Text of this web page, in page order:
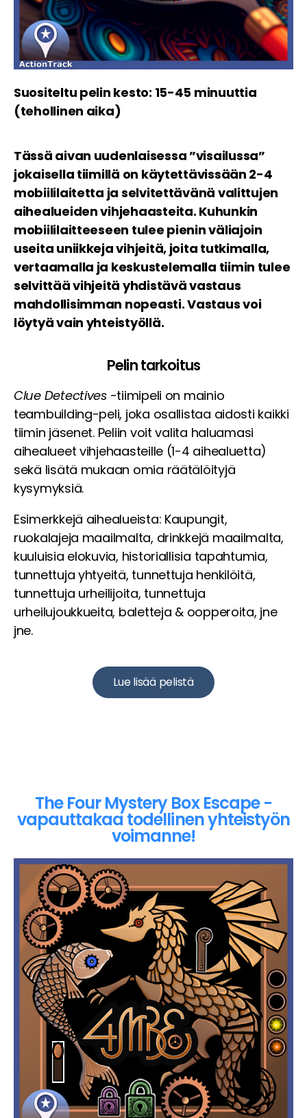
Suositeltu pelin kesto: 15-45 minuuttia
(tehollinen aika)
Tässä aivan uudenlaisessa ”visailussa”
jokaisella tiimillä on käytettävissään 2-4
mobiililaitetta ja selvitettävänä valittujen
aihealueiden vihjehaasteita. Kuhunkin
mobiililaitteeseen tulee pienin väliajoin
useita uniikkeja vihjeitä, joita tutkimalla,
vertaamalla ja keskustelemalla tiimin tulee
selvittää vihjeitä yhdistävä vastaus
mahdollisimman nopeasti. Vastaus voi
löytyä vain yhteistyöllä.
Pelin tarkoitus
Clue Detectives-tiimipeli on mainio
teambuilding-peli, joka osallistaa aidosti kaikki
tiimin jäsenet. Peliin voit valita haluamasi
aihealueet vihjehaasteille (1-4 aihealuetta)
sekä lisätä mukaan omia räätälöityjä
kysymyksiä.
Esimerkkejä aihealueista: Kaupungit,
ruokalajeja maailmalta, drinkkejä maailmalta,
kuuluisia elokuvia, historiallisia tapahtumia,
tunnettuja yhtyeitä, tunnettuja henkilöitä,
tunnettuja urheilijoita, tunnettuja
urheilujoukkueita, baletteja & oopperoita, jne
jne.
Lue lisää pelistä
The Four Mystery Box Escape -
vapauttakaa todellinen yhteistyön
voimanne!